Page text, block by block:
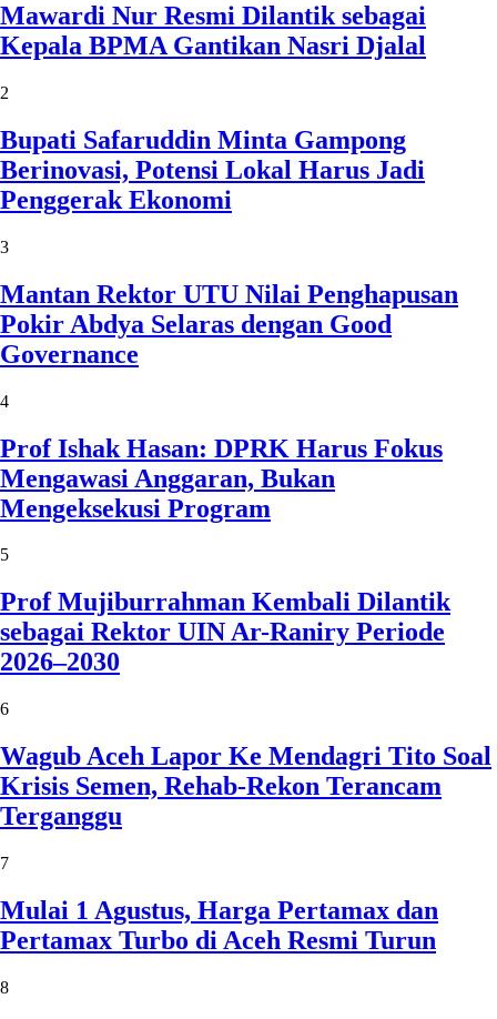
Mawardi Nur Resmi Dilantik sebagai
Kepala BPMA Gantikan Nasri Djalal
2
Bupati Safaruddin Minta Gampong
Berinovasi, Potensi Lokal Harus Jadi
Penggerak Ekonomi
3
Mantan Rektor UTU Nilai Penghapusan
Pokir Abdya Selaras dengan Good
Governance
4
Prof Ishak Hasan: DPRK Harus Fokus
Mengawasi Anggaran, Bukan
Mengeksekusi Program
5
Prof Mujiburrahman Kembali Dilantik
sebagai Rektor UIN Ar-Raniry Periode
2026–2030
6
Wagub Aceh Lapor Ke Mendagri Tito Soal
Krisis Semen, Rehab-Rekon Terancam
Terganggu
7
Mulai 1 Agustus, Harga Pertamax dan
Pertamax Turbo di Aceh Resmi Turun
8